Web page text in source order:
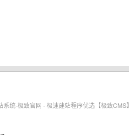
统-极致官网 - 极速建站程序优选【极致CMS】